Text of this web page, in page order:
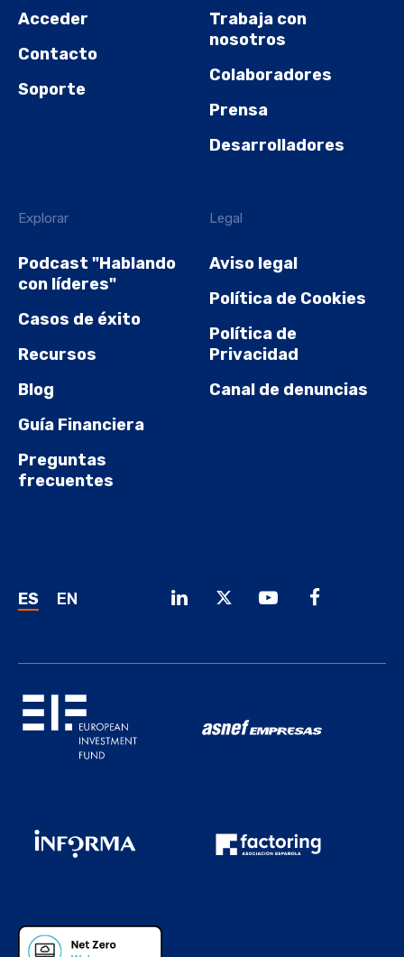
Acceder
Contacto
Soporte
Trabaja con
nosotros
Colaboradores
Prensa
Desarrolladores
Explorar
Podcast "Hablando
con líderes"
Casos de éxito
Recursos
Blog
Guía Financiera
Preguntas
frecuentes
Legal
Aviso legal
Política de Cookies
Política de
Privacidad
Canal de denuncias
ES EN